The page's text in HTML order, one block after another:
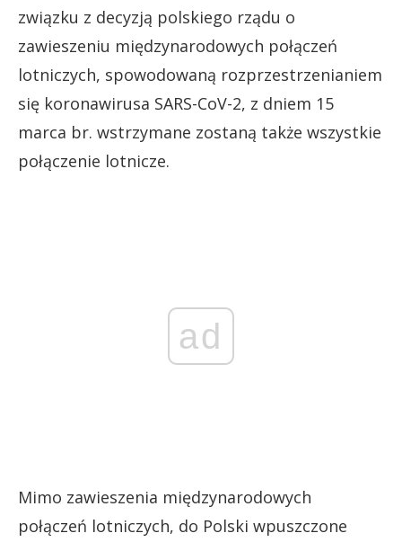
związku z decyzją polskiego rządu o
zawieszeniu międzynarodowych połączeń
lotniczych, spowodowaną rozprzestrzenianiem
się koronawirusa SARS-CoV-2, z dniem 15
marca br. wstrzymane zostaną także wszystkie
połączenie lotnicze.
ad
Mimo zawieszenia międzynarodowych
połączeń lotniczych, do Polski wpuszczone